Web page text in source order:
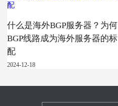
什么是海外BGP服务器？为何
BGP线路成为海外服务器的标
配
2024-12-18